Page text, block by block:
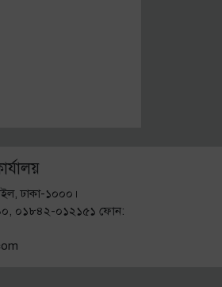
ঢাকা-১০০০।
০১৮৪২-০১২১৫১ ফোন: